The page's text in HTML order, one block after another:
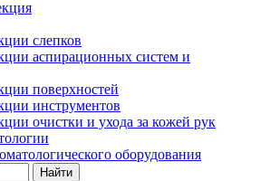
слепков
аспирационных систем и
поверхностей
инструментов
очистки и ухода за кожей рук
оборудования